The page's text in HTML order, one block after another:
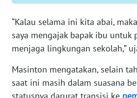
“Kalau selama ini kita abai,
saya mengajak bapak ibu untuk
menjaga lingkungan sekolah,”
Masinton mengatakan, selain
saat ini masih dalam suasana
JAMBI
WN
WN
NTB